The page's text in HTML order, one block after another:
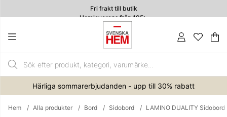
Fri frakt till butik
Hemleverans från 195:-
.
Härliga sommarerbjudanden - upp till 30% rabatt
Hem Alla produkter Bord Sidobord LAMINO DUALITY